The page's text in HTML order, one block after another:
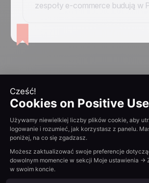
zespoły e-commerce budują w
Żegnaj
złożoności.
Positive User łączy wszystkie